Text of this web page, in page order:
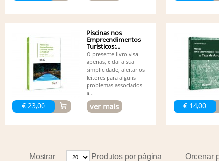
€ 23,00
Piscinas nos
Empreendimentos
Turísticos:...
O presente livro visa
apenas, e daí a sua
simplicidade, alertar os
leitores para alguns
problemas associados
à...
ver mais € 14,00
Ordenar
Mostrar Produtos por página